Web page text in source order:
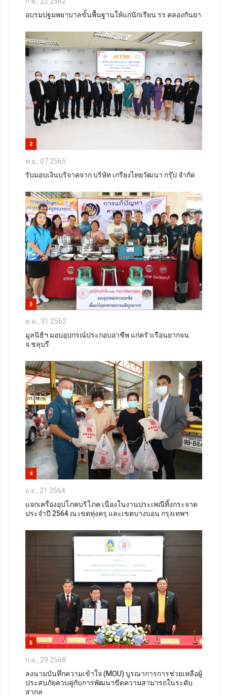
อบรมปฐมพยาบาลขั้นพื้นฐานให้แก่นักเรียน รร.คลองกันยา
2
พ.ย., 07 2565
รับมอบเงินบริจาคจาก บริษัท เกรียงไทยวัฒนา กรุ๊ป จำกัด
3
ต.ค., 31 2562
มูลนิธิฯ มอบอุปกรณ์ประกอบอาชีพ แก่ครัวเรือนยากจน
จ.ชลุบรี
4
ก.ย., 21 2564
แจกเครื่องอุปโภคบริโภค เนื่องในงานประเพณีทิ้งกระจาด
ประจำปี 2564 ณ เขตทุ่งครุ และเขตบางบอน กรุงเทพฯ
5
ก.ค., 29 2568
ลงนามบันทึกความเข้าใจ (MOU) บูรณาการการช่วยเหลือผู้
ประสบภัยควบคู่กับการพัฒนาขีดความสามารถในระดับ
สากล